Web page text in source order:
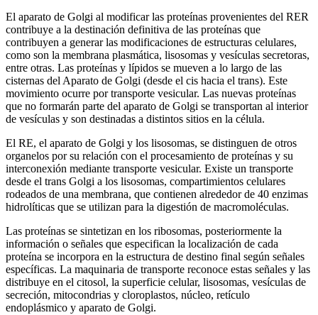
El aparato de Golgi al modificar las proteínas provenientes del RER
contribuye a la destinación definitiva de las proteínas que
contribuyen a generar las modificaciones de estructuras celulares,
como son la membrana plasmática, lisosomas y vesículas secretoras,
entre otras. Las proteínas y lípidos se mueven a lo largo de las
cisternas del Aparato de Golgi (desde el cis hacia el trans). Este
movimiento ocurre por transporte vesicular. Las nuevas proteínas
que no formarán parte del aparato de Golgi se transportan al interior
de vesículas y son destinadas a distintos sitios en la célula.
El RE, el aparato de Golgi y los lisosomas, se distinguen de otros
organelos por su relación con el procesamiento de proteínas y su
interconexión mediante transporte vesicular. Existe un transporte
desde el trans Golgi a los lisosomas, compartimientos celulares
rodeados de una membrana, que contienen alrededor de 40 enzimas
hidrolíticas que se utilizan para la digestión de macromoléculas.
Las proteínas se sintetizan en los ribosomas, posteriormente la
información o señales que especifican la localización de cada
proteína se incorpora en la estructura de destino final según señales
específicas. La maquinaria de transporte reconoce estas señales y las
distribuye en el citosol, la superficie celular, lisosomas, vesículas de
secreción, mitocondrias y cloroplastos, núcleo, retículo
endoplásmico y aparato de Golgi.